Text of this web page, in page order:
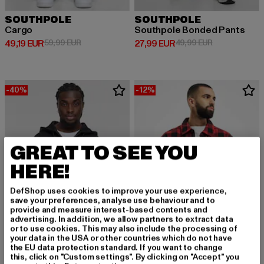
SOUTHPOLE
Cargo
49,19 EUR
Derzeitiger Preis: 49,19 EUR
59,99 EURAktionspreis: 59,99 EUR
SOUTHPOLE
Southpole Bonded Pants
27,99 EUR
Derzeitiger Preis: 27,99 EUR
49,99 EURAktionspreis:
-40% -12%
SOUTHPOLE
GREAT TO SEE YOU
HERE!
DefShop uses cookies to improve your use experience,
save your preferences, analyse use behaviour and to
provide and measure interest-based contents and
advertising. In addition, we allow partners to extract data
or to use cookies. This may also include the processing of
your data in the USA or other countries which do not have
the EU data protection standard. If you want to change
this, click on "Custom settings". By clicking on "Accept" you